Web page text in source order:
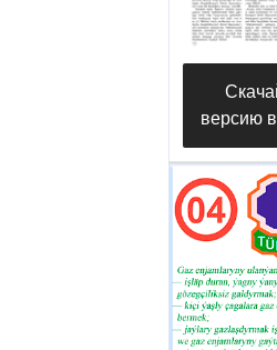
версию